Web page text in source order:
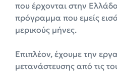
που έρχονται στην
πρόγραμμα που εμείς
μερικούς μήνες.
Επιπλέον, έχουμε την
μετανάστευσης από τις